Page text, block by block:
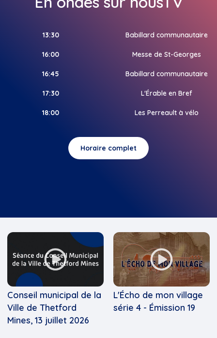
13:30 Babillard communautaire
16:00 Messe de St-Georges
16:45 Babillard communautaire
17:30 L'Érable en Bref
18:00 Les Perreault à vélo
Horaire complet
Conseil municipal de la
Ville de Thetford
Mines, 13 juillet 2026
L'Écho de mon village
série 4 - Émission 19